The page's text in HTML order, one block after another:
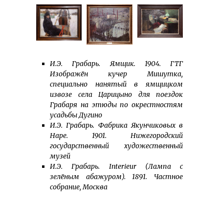
И.Э. Грабарь. Ямщик. 1904. ГТГ
Изображён кучер Мишутка,
специально нанятый в ямщицком
извозе села Царицыно для поездок
Грабаря на этюды по окрестностям
усадьбы Дугино
И.Э. Грабарь. Фабрика Якунчиковых в
Наре. 1901. Нижегородский
государственный художественный
музей
И.Э. Грабарь. Interieur (Лампа с
зелёным абажуром). 1891. Частное
собрание, Москва